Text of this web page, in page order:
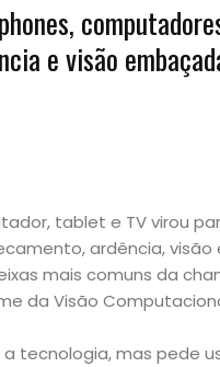
e visão
tablet e TV virou
ardência,
mais comuns da
da Visão
tecnologia, mas pede